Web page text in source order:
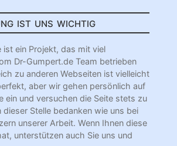
ist uns wichtig
ist ein Projekt, das mit viel
Dr-Gumpert.de Team betrieben
zu anderen Webseiten ist vielleicht
aber wir gehen persönlich auf
ein und versuchen die Seite stets zu
dieser Stelle bedanken wie uns bei
unserer Arbeit. Wenn Ihnen diese
unterstützen auch Sie uns und